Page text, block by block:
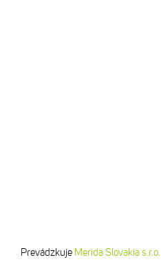
Prevádzkuje Merida Slovakia s.r.o.